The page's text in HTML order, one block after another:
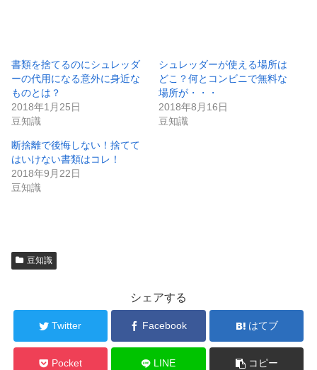
書類を捨てるのにシュレッダ
ーの代用になる意外に身近な
ものとは？
2018年1月25日
豆知識
シュレッダーが使える場所は
どこ？何とコンビニで無料な
場所が・・・
2018年8月16日
豆知識
断捨離で後悔しない！捨てて
はいけない書類はコレ！
2018年9月22日
豆知識
豆知識
シェアする
Twitter Facebook はてブ
Pocket LINE コピー